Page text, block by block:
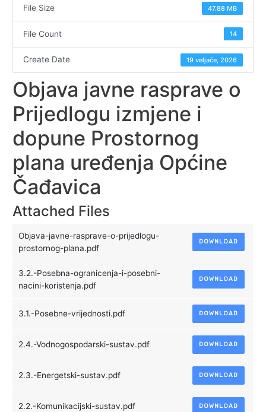
File Size 47.88 MB
File Count 14
Create Date 19 veljače, 2026
Objava javne rasprave o
Prijedlogu izmjene i
dopune Prostornog
plana uređenja Općine
Čađavica
Attached Files
Objava-javne-rasprave-o-prijedlogu-
prostornog-plana.pdf
DOWNLOAD
3.2.-Posebna-ogranicenja-i-posebni-
nacini-koristenja.pdf
DOWNLOAD
3.1.-Posebne-vrijednosti.pdf DOWNLOAD
2.4.-Vodnogospodarski-sustav.pdf DOWNLOAD
2.3.-Energetski-sustav.pdf DOWNLOAD
2.2.-Komunikacijski-sustav.pdf DOWNLOAD